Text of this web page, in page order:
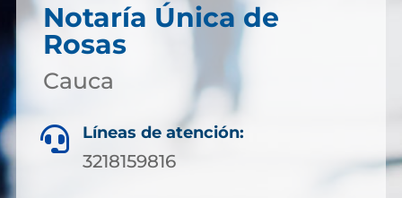
Notaría Única de
Rosas
Cauca
 Líneas de atención:
3218159816